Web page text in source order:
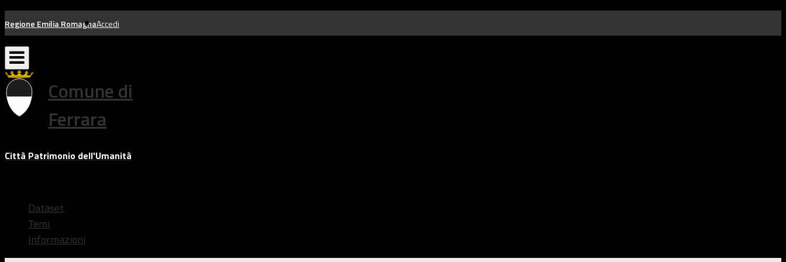
Salta
al
contenuto
Regione Emilia RomagnaAccedi
Comune di
Ferrara
Città Patrimonio dell'Umanità
Dataset
Temi
Informazioni